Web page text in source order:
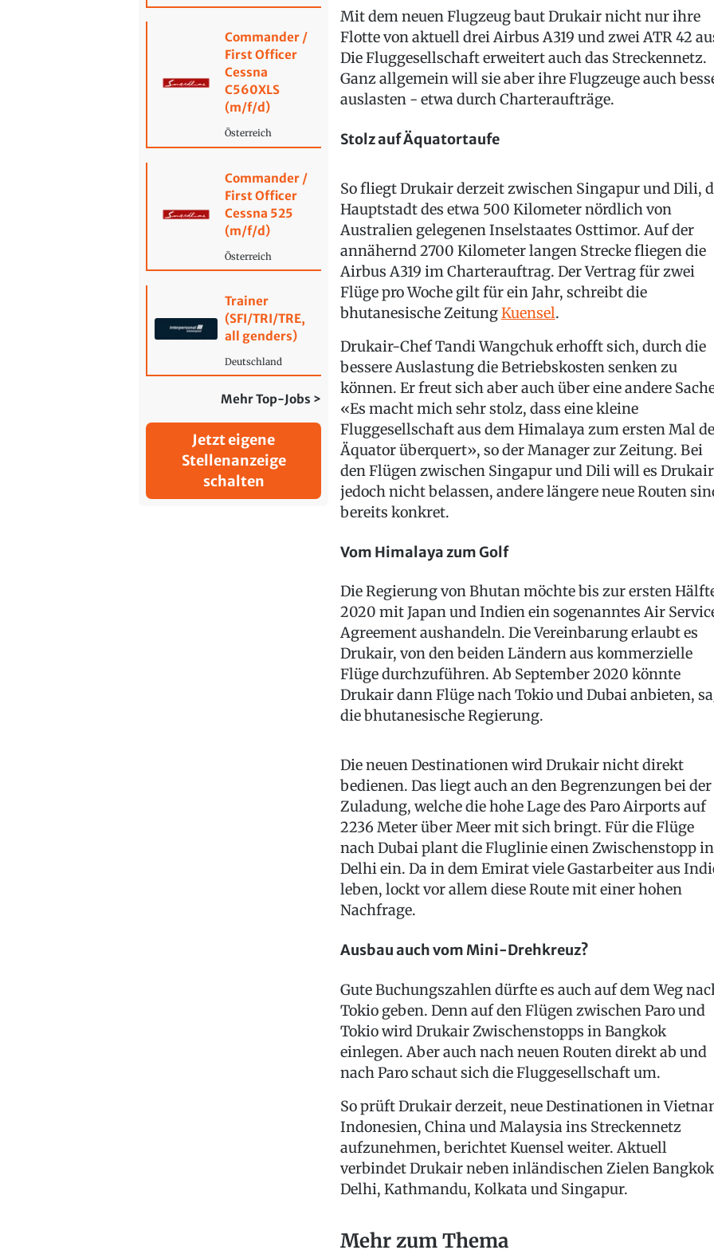
Commander /
First Officer
Cessna
C560XLS
(m/f/d)
Österreich
Commander /
First Officer
Cessna 525
(m/f/d)
Österreich
Trainer
(SFI/TRI/TRE,
all genders)
Deutschland
Mehr Top-Jobs >
Jetzt eigene
Stellenanzeige
schalten
Mit dem neuen Flugzeug baut Drukair nicht nur ihre
Flotte von aktuell drei Airbus A319 und zwei ATR 42
Die Fluggesellschaft erweitert auch das Streckennetz.
Ganz allgemein will sie aber ihre Flugzeuge auch
auslasten - etwa durch Charteraufträge.
Stolz auf Äquatortaufe
So fliegt Drukair derzeit zwischen Singapur und Dili,
Hauptstadt des etwa 500 Kilometer nördlich von
Australien gelegenen Inselstaates Osttimor. Auf der
annähernd 2700 Kilometer langen Strecke fliegen die
Airbus A319 im Charterauftrag. Der Vertrag für zwei
Flüge pro Woche gilt für ein Jahr, schreibt die
bhutanesische ZeitungKuensel.
Drukair-Chef Tandi Wangchuk erhofft sich, durch die
bessere Auslastung die Betriebskosten senken zu
können. Er freut sich aber auch über eine andere
«Es macht mich sehr stolz, dass eine kleine
Fluggesellschaft aus dem Himalaya zum ersten Mal
Äquator überquert», so der Manager zur Zeitung. Bei
den Flügen zwischen Singapur und Dili will es Drukair
jedoch nicht belassen, andere längere neue Routen
bereits konkret.
Vom Himalaya zum Golf
Die Regierung von Bhutan möchte bis zur ersten
2020 mit Japan und Indien ein sogenanntes Air
Agreement aushandeln. Die Vereinbarung erlaubt es
Drukair, von den beiden Ländern aus kommerzielle
Flüge durchzuführen. Ab September 2020 könnte
Drukair dann Flüge nach Tokio und Dubai anbieten,
die bhutanesische Regierung.
Die neuen Destinationen wird Drukair nicht direkt
bedienen. Das liegt auch an den Begrenzungen bei der
Zuladung, welche die hohe Lage des Paro Airports auf
2236 Meter über Meer mit sich bringt. Für die Flüge
nach Dubai plant die Fluglinie einen Zwischenstopp in
Delhi ein. Da in dem Emirat viele Gastarbeiter aus
leben, lockt vor allem diese Route mit einer hohen
Nachfrage.
Ausbau auch vom Mini-Drehkreuz?
Gute Buchungszahlen dürfte es auch auf dem Weg
Tokio geben. Denn auf den Flügen zwischen Paro und
Tokio wird Drukair Zwischenstopps in Bangkok
einlegen. Aber auch nach neuen Routen direkt ab und
nach Paro schaut sich die Fluggesellschaft um.
So prüft Drukair derzeit, neue Destinationen in
Indonesien, China und Malaysia ins Streckennetz
aufzunehmen, berichtet Kuensel weiter. Aktuell
verbindet Drukair neben inländischen Zielen
Delhi, Kathmandu, Kolkata und Singapur.
Mehr zum Thema